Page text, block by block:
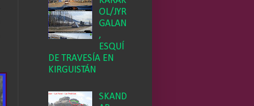
OL/JYR
GALAN
,
ESQUÍ
DE TRAVESÍA EN
KIRGUISTÁN
SKAND